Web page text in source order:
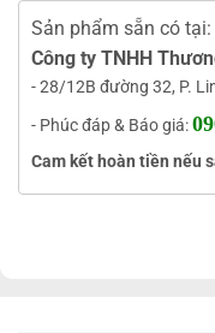
Sản phẩm sẵn có tại:
Công ty TNHH
- 28/12B đường 32, P.
- Phúc đáp & Báo giá:
Cam kết hoàn tiền nếu